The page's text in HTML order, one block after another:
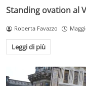
Standing ovation al
Roberta Favazzo
Leggi di più